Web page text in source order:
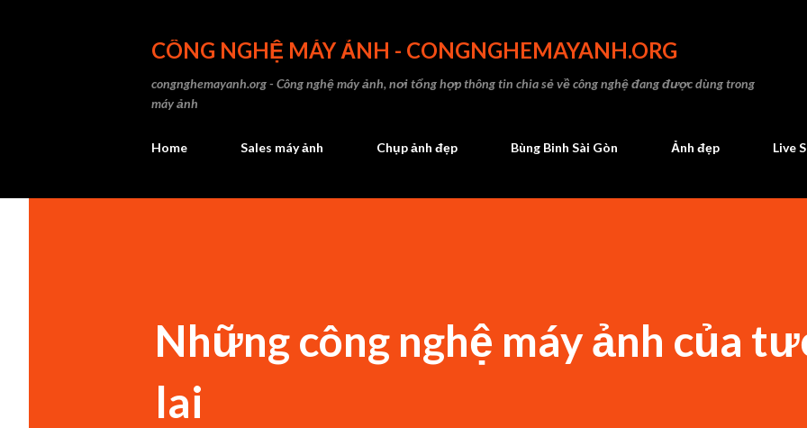
CÔNG NGHỆ MÁY ẢNH - CONGNGHEMAYANH.ORG
congnghemayanh.org - Công nghệ máy ảnh, nơi tổng hợp thông tin chia sẻ về công nghệ đang được dùng trong
máy ảnh
Home Sales máy ảnh Chụp ảnh đẹp Bùng Binh Sài Gòn Ảnh đẹp Live
Những công nghệ máy ảnh của
lai